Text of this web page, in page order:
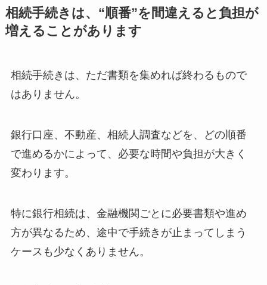
相続手続きは、“順番”を間違えると負担が
増えることがあります
相続手続きは、ただ書類を集めれば終わるもので
はありません。
銀行口座、不動産、相続人調査などを、どの順番
で進めるかによって、必要な時間や負担が大きく
変わります。
特に銀行相続は、金融機関ごとに必要書類や進め
方が異なるため、途中で手続きが止まってしまう
ケースも少なくありません。